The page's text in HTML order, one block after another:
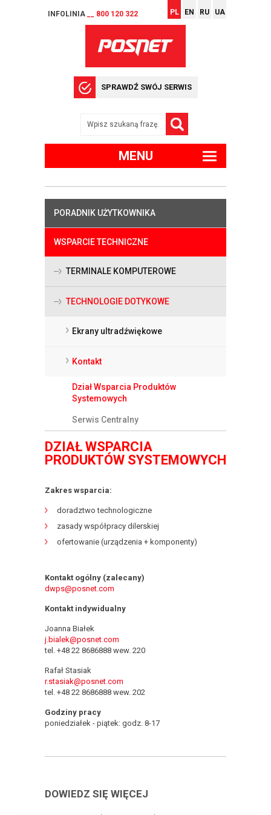
INFOLINIA __ 800 120 322 PL EN RU UA
SPRAWDŹ SWÓJ SERWIS
MENU
PORADNIK UŻYTKOWNIKA
WSPARCIE TECHNICZNE
TERMINALE KOMPUTEROWE
TECHNOLOGIE DOTYKOWE
Ekrany ultradźwiękowe
Kontakt
Dział Wsparcia Produktów
Systemowych
Serwis Centralny
DZIAŁ WSPARCIA
PRODUKTÓW SYSTEMOWYCH
Zakres wsparcia:
doradztwo technologiczne
zasady współpracy dilerskiej
ofertowanie (urządzenia + komponenty)
Kontakt ogólny (zalecany)
dwps@posnet.com
Kontakt indywidualny
Joanna Białek
j.bialek@posnet.com
tel. +48 22 8686888 wew. 220
Rafał Stasiak
r.stasiak@posnet.com
tel. +48 22 8686888 wew. 202
Godziny pracy
poniedziałek - piątek: godz. 8-17
DOWIEDZ SIĘ WIĘCEJ